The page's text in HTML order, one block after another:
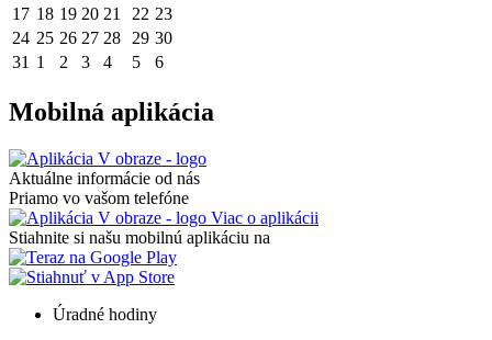
17 18 19 20 21 22 23
24 25 26 27 28 29 30
31 1 2 3 4 5 6
Mobilná aplikácia
Aktuálne informácie od nás
Priamo vo vašom telefóne
Viac o aplikácii
Stiahnite si našu mobilnú aplikáciu na
Úradné hodiny